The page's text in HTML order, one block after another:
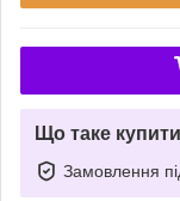
Що таке
Замовлення